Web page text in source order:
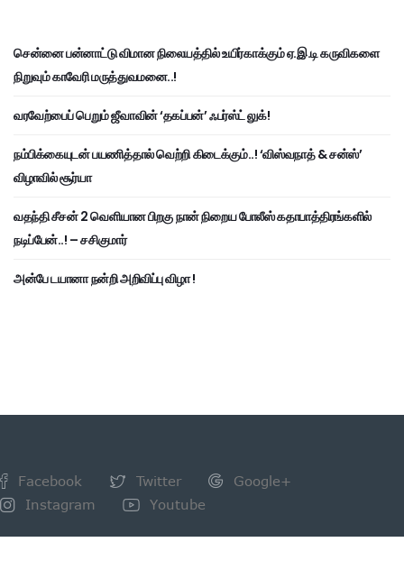
சென்னை பன்னாட்டு விமான நிலையத்தில் உயிர்காக்கும் ஏ.இ.டி கருவிகளை
நிறுவும் காவேரி மருத்துவமனை..!
வரவேற்பைப் பெறும் ஜீவாவின் ‘தகப்பன்’ ஃபர்ஸ்ட் லுக்!
நம்பிக்கையுடன் பயணித்தால் வெற்றி கிடைக்கும்..! ‘விஸ்வநாத் & சன்ஸ்’
விழாவில் சூர்யா
வதந்தி சீசன் 2 வெளியான பிறகு நான் நிறைய போலீஸ் கதாபாத்திரங்களில்
நடிப்பேன்..! – சசிகுமார்
அன்பே டயானா நன்றி அறிவிப்பு விழா !
Facebook Twitter
Google+
Instagram
Youtube